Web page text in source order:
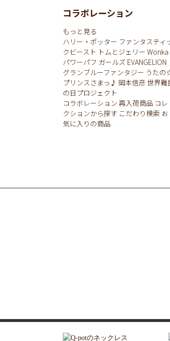
コラボレーション
もっと見る
ハリー・ポッター ファンタスティ
クビースト トムとジェリー Wonka
パワーパフ ガールズ EVANGELION
グランブルーファンタジー うた
プリンスさまっ♪ 岡本信彦世界難
の日プロジェクト
コラボレーション 再入荷商品 コレ
クションから探す こだわり検索 お
気に入りの商品